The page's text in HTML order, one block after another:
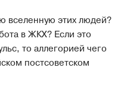
вселенную этих людей?
в ЖКХ? Если это
то аллегорией чего
постсоветском